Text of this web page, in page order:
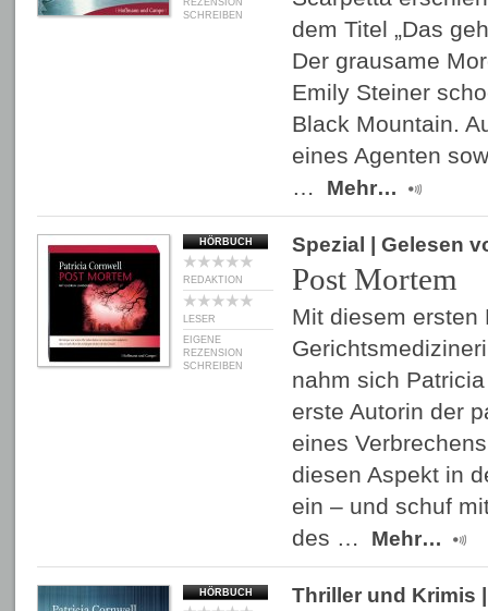
REZENSION
SCHREIBEN
dem Titel „Das
Der grausame
Emily Steiner
Black Mountain.
eines Agenten
…
Mehr…
HÖRBUCH
REDAKTION
LESER
EIGENE
REZENSION
SCHREIBEN
Spezial | Gelesen
Post Mortem
Mit diesem ersten
nahm sich
erste Autorin der
eines
diesen Aspekt in
ein – und schuf
des …
Mehr…
HÖRBUCH Thriller und Krimis